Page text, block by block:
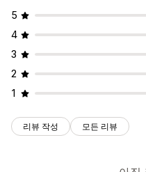
5
4
3
2
1
리뷰 작성 모든 리뷰